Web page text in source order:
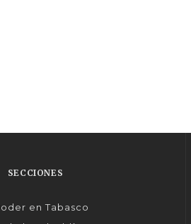
SECCIONES
en Tabasco